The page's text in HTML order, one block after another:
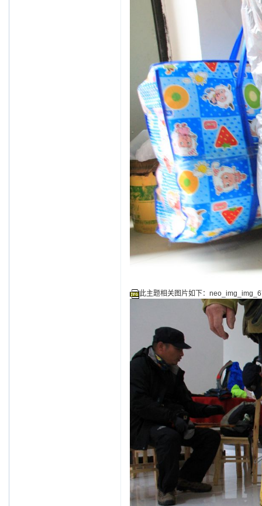
此主题相关图片如下：